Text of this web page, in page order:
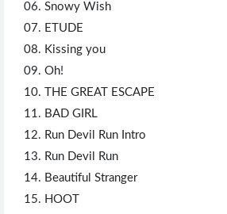
06. Snowy Wish
07. ETUDE
08. Kissing you
09. Oh!
10. THE GREAT ESCAPE
11. BAD GIRL
12. Run Devil Run Intro
13. Run Devil Run
14. Beautiful Stranger
15. HOOT